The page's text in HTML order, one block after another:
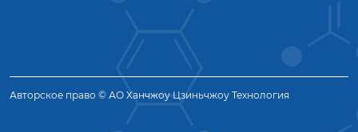
Авторское право © АО Ханчжоу Цзиньчжоу Технология